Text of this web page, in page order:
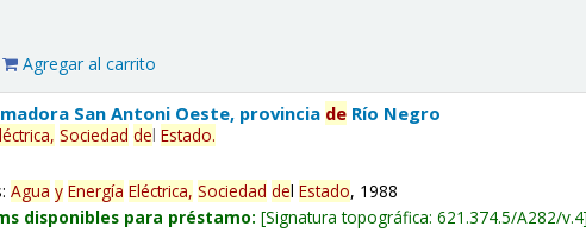
Agregar al carrito
San Antoni Oeste, provincia de Río Negro
Sociedad delEstado.
Agua y Energía Eléctrica, Sociedad delEstado, 1988
disponibles para préstamo: Signatura topográfica:621.374.5/A282/v.4